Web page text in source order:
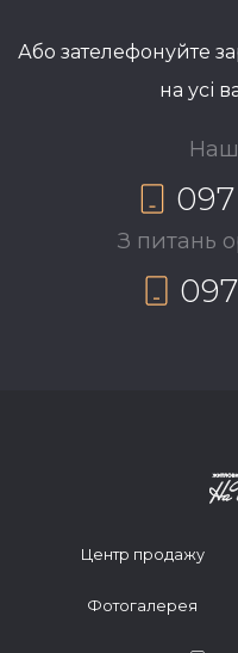
Або зателефонуйте
на усі
З питань
Центр продажу
Фотогалерея